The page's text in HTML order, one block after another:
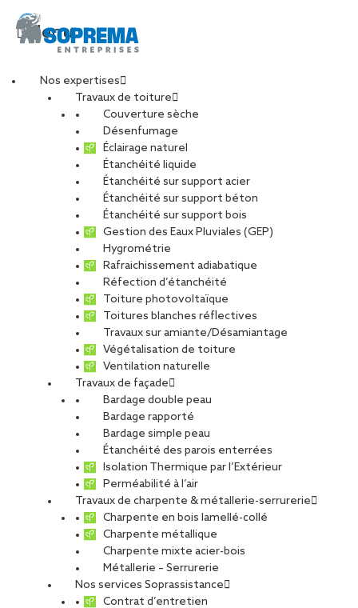
Menu
Nos expertises
Travaux de toiture
Couverture sèche
Désenfumage
Éclairage naturel
Étanchéité liquide
Étanchéité sur support acier
Étanchéité sur support béton
Étanchéité sur support bois
Gestion des Eaux Pluviales (GEP)
Hygrométrie
Rafraichissement adiabatique
Réfection d’étanchéité
Toiture photovoltaïque
Toitures blanches réflectives
Travaux sur amiante/Désamiantage
Végétalisation de toiture
Ventilation naturelle
Travaux de façade
Bardage double peau
Bardage rapporté
Bardage simple peau
Étanchéité des parois enterrées
Isolation Thermique par l’Extérieur
Perméabilité à l’air
Travaux de charpente & métallerie-serrurerie
Charpente en bois lamellé-collé
Charpente métallique
Charpente mixte acier-bois
Métallerie – Serrurerie
Nos services Soprassistance
Contrat d’entretien
sucrerie-
abbeville_reims3
PARTAGER
08 novembre 2018